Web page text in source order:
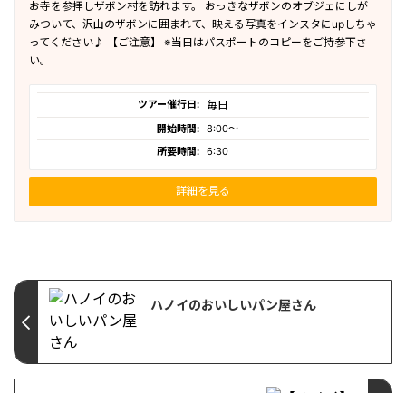
お寺を参拝しザボン村を訪れます。 おっきなザボンのオブジェにしが
みついて、沢山のザボンに囲まれて、映える写真をインスタにupしちゃ
ってください♪ 【ご注意】 ※当日はパスポートのコピーをご持参下さ
い。
ツアー催行日: 毎日
開始時間: 8:00〜
所要時間: 6:30
詳細を見る
ハノイのおいしいパン屋さん